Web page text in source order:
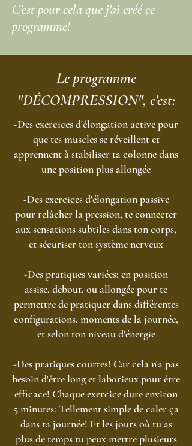
C'est pour cela que j'ai créé ce
programme!
Le programme
"DÉCOMPRESSION", c'est:
-Des exercices d'élongation active pour
que tes muscles se réveillent et
apprennent à stabiliser ta colonne dans
une position plus allongée
-Des exercices d'élongation passive
pour relâcher la pression, te connecter
aux sensations subtiles dans ton corps,
et sécuriser ton système nerveux
-Des pratiques variées: en position
assise, debout, ou allongée pour te
permettre de pratiquer dans différentes
configurations, moments de la journée,
et selon ton niveau d'énergie
-Des pratiques courtes! Car cela n'a pas
besoin d'être long et laborieux pour être
efficace! Chaque exercice dure environ
5 minutes: Tellement simple de calerça
dans ta journée! Et les jours où tu as
plus de temps tu peux mettre plusieurs